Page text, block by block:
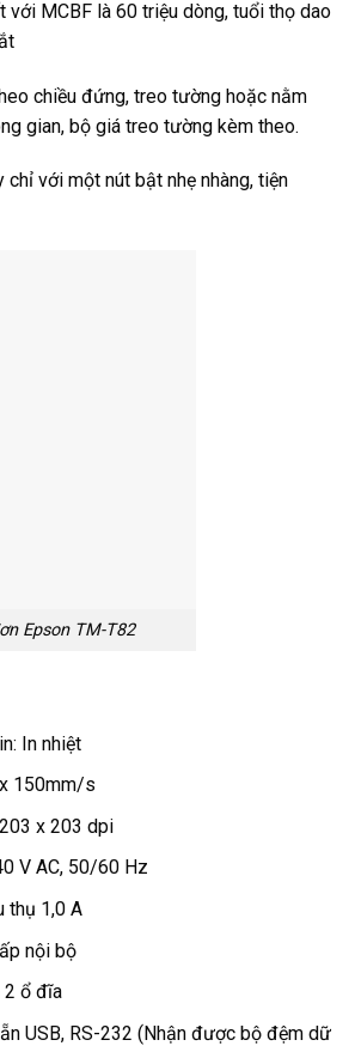
MCBF là 60 triệu dòng, tuổi thọ dao
chiều đứng, treo tường hoặc nằm
gian, bộ giá treo tường kèm theo.
chỉ với một nút bật nhẹ nhàng, tiện
Epson TM-T82
In nhiệt
150mm/s
x 203 dpi
V AC, 50/60 Hz
thụ 1,0 A
nội bộ
2 ổ đĩa
USB, RS-232 (Nhận được bộ đệm dữ